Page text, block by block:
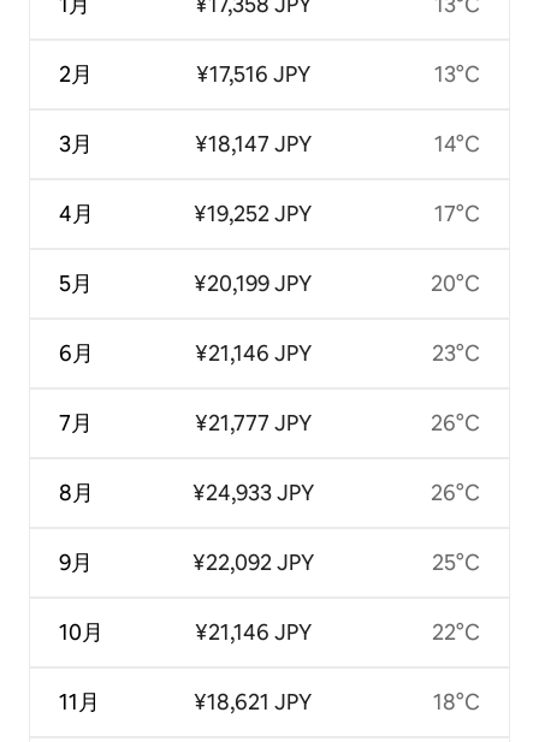
2月
3月
4月
5月
6月
7月
8月
9月
10月
11月
¥17,516 JPY
¥18,147 JPY
¥19,252 JPY
¥20,199 JPY
¥21,146 JPY
¥21,777 JPY
¥24,933 JPY
¥22,092 JPY
¥21,146 JPY
¥18,621 JPY
13°C
14°C
17°C
20°C
23°C
26°C
26°C
25°C
22°C
18°C